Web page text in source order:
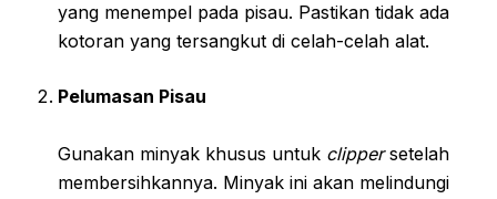
yang menempel pada pisau. Pastikan tidak ada
kotoran yang tersangkut di celah-celah alat.
Pelumasan Pisau
Gunakan minyak khusus untuk clippersetelah
membersihkannya. Minyak ini akan melindungi